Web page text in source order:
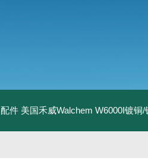
件 美国禾威Walchem W6000I镀铜